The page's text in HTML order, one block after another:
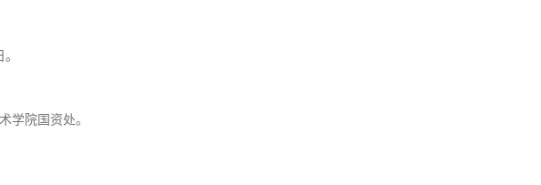
学院国资处。